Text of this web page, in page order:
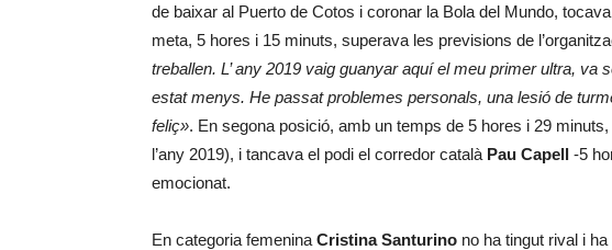
de baixar al Puerto de Cotos i coronar la Bola del Mundo,
meta, 5 hores i 15 minuts, superava les previsions de
treballen. L’ any 2019 vaig guanyar aquí el meu primer ultra, va
estat menys. He passat problemes personals, una lesió de
feliç». En segona posició, amb un temps de 5 hores i 29
l’any 2019), i tancava el podi el corredor català Pau Capell -5
emocionat.
En categoria femenina Cristina Santurino no ha tingut rival i